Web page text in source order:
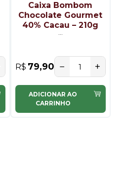
Caixa Bombom
Chocolate Gourmet
40% Cacau – 210g
...
R$ 79,90 − +
ADICIONAR AO
CARRINHO